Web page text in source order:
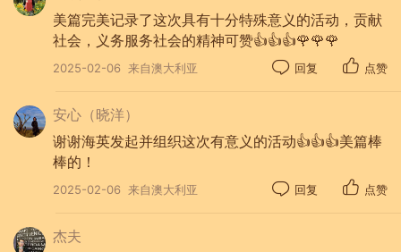
年人的实际情况是在不同的房间进
行的两场30分钟的演出。大家洋
溢在脸上的笑容透着内心的喜
悦，两场演出都有老人与演员互
动：有的老人连声称赞，有的老人
微微点头表示赞许，有的老人一
起哼唱唱歌，有的老人随着演员
的太极动作一起挥动胳膊……。第
二场是为那些需要High Care 的老
美篇完美记录了这次具有十分特殊意义的活动，贡献
社会，义务服务社会的精神可赞👍👍👍🌹🌹🌹
2025-02-06 来自澳大利亚 回复 点赞
安心（晓洋）
谢谢海英发起并组织这次有意义的活动👍👍👍美篇棒
棒的！
2025-02-06 来自澳大利亚 回复 点赞
杰夫